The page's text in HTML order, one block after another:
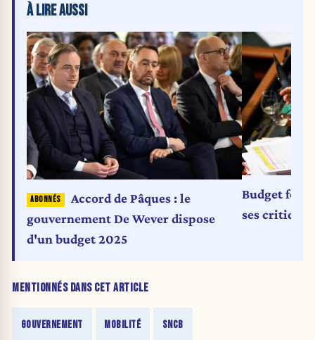
MENTIONNÉS DANS CET ARTICLE
GOUVERNEMENT MOBILITÉ SNCB
À LIRE AUSSI
Accord de Pâques : le
gouvernement De Wever dispose
d'un budget 2025
Budget
ses critiques